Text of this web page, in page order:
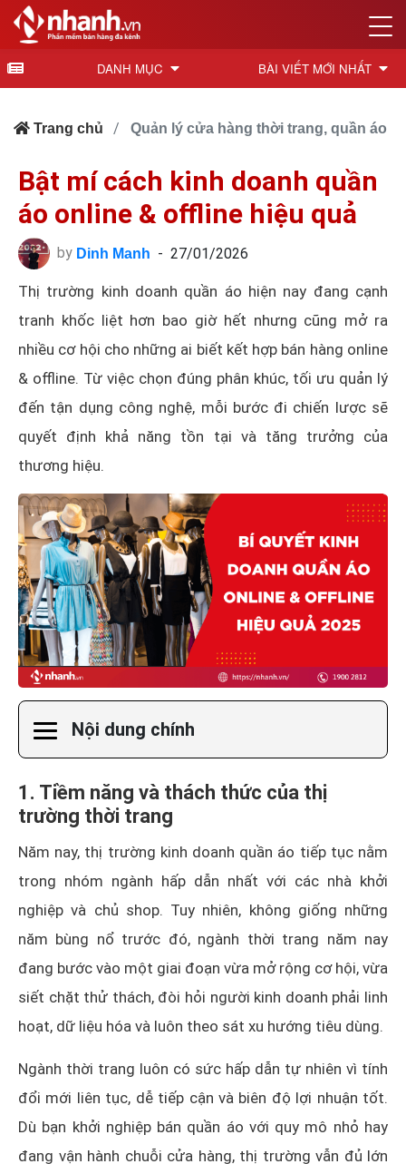
DANH MỤC BÀI VIẾT MỚI NHẤT
Trang chủ Quản lý cửa hàng thời trang, quần áo
Bật mí cách kinh doanh quần
áo online & offline hiệu quả
by Dinh Manh - 27/01/2026
Thị trường kinh doanh quần áo hiện nay đang cạnh
tranh khốc liệt hơn bao giờ hết nhưng cũng mở ra
nhiều cơ hội cho những ai biết kết hợp bán hàng online
& offline. Từ việc chọn đúng phân khúc, tối ưu quản lý
đến tận dụng công nghệ, mỗi bước đi chiến lược sẽ
quyết định khả năng tồn tại và tăng trưởng của
thương hiệu.
Nội dung chính
1. Tiềm năng và thách thức của thị
trường thời trang
Năm nay, thị trường kinh doanh quần áo tiếp tục nằm
trong nhóm ngành hấp dẫn nhất với các nhà khởi
nghiệp và chủ shop. Tuy nhiên, không giống những
năm bùng nổ trước đó, ngành thời trang năm nay
đang bước vào một giai đoạn vừa mở rộng cơ hội, vừa
siết chặt thử thách, đòi hỏi người kinh doanh phải linh
hoạt, dữ liệu hóa và luôn theo sát xu hướng tiêu dùng.
Ngành thời trang luôn có sức hấp dẫn tự nhiên vì tính
đổi mới liên tục, dễ tiếp cận và biên độ lợi nhuận tốt.
Dù bạn khởi nghiệp bán quần áo với quy mô nhỏ hay
đang vận hành chuỗi cửa hàng, thị trường vẫn đủ lớn